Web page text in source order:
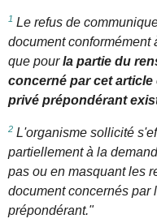
1 Le refus de
document conformément
que pourla partie du
concerné par cet
privé prépondérant
2 L'organisme sollicité
partiellement à la
pas ou en masquant les
document concernés par
prépondérant."